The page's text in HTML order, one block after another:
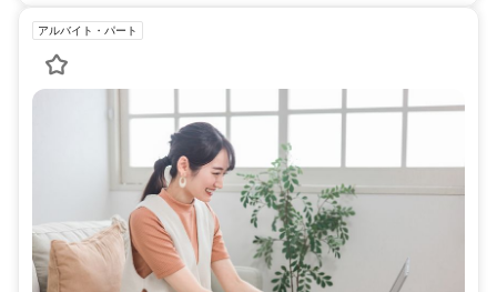
アルバイト・パート